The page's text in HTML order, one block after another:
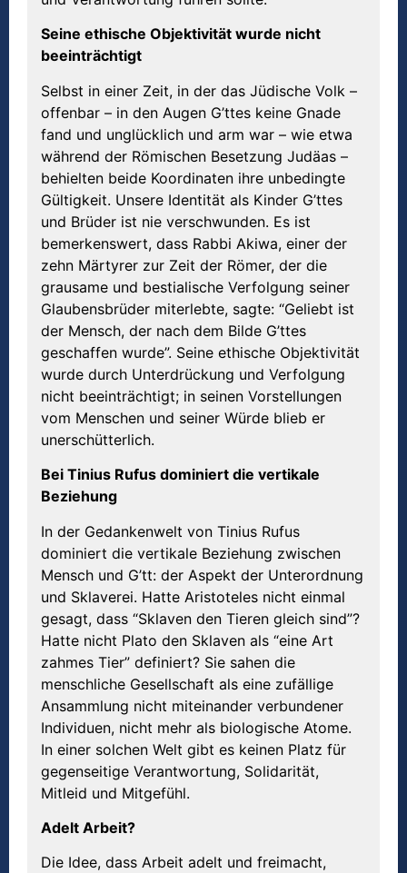
Seine ethische Objektivität wurde nicht
beeinträchtigt
Selbst in einer Zeit, in der das Jüdische Volk –
offenbar – in den Augen G’ttes keine Gnade
fand und unglücklich und arm war – wie etwa
während der Römischen Besetzung Judäas –
behielten beide Koordinaten ihre unbedingte
Gültigkeit. Unsere Identität als Kinder G’ttes
und Brüder ist nie verschwunden. Es ist
bemerkenswert, dass Rabbi Akiwa, einer der
zehn Märtyrer zur Zeit der Römer, der die
grausame und bestialische Verfolgung seiner
Glaubensbrüder miterlebte, sagte: “Geliebt ist
der Mensch, der nach dem Bilde G’ttes
geschaffen wurde”. Seine ethische Objektivität
wurde durch Unterdrückung und Verfolgung
nicht beeinträchtigt; in seinen Vorstellungen
vom Menschen und seiner Würde blieb er
unerschütterlich.
Bei Tinius Rufus dominiert die vertikale
Beziehung
In der Gedankenwelt von Tinius Rufus
dominiert die vertikale Beziehung zwischen
Mensch und G’tt: der Aspekt der Unterordnung
und Sklaverei. Hatte Aristoteles nicht einmal
gesagt, dass “Sklaven den Tieren gleich sind”?
Hatte nicht Plato den Sklaven als “eine Art
zahmes Tier” definiert? Sie sahen die
menschliche Gesellschaft als eine zufällige
Ansammlung nicht miteinander verbundener
Individuen, nicht mehr als biologische Atome.
In einer solchen Welt gibt es keinen Platz für
gegenseitige Verantwortung, Solidarität,
Mitleid und Mitgefühl.
Adelt Arbeit?
Die Idee, dass Arbeit adelt und freimacht,